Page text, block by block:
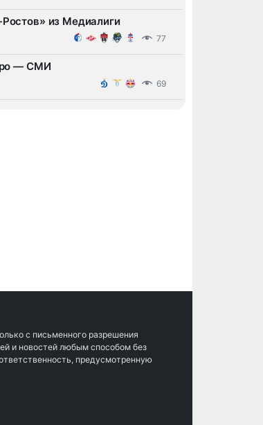
из Медиалиги
77
— СМИ
69
с письменного разрешения
и новостей любым способом без
предусмотренную